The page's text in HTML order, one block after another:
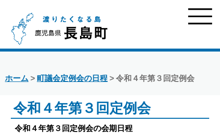
ホーム > 町議会定例会の日程 > 令和４年第３回定例会
令和４年第３回定例会
令和４年第３回定例会の会期日程